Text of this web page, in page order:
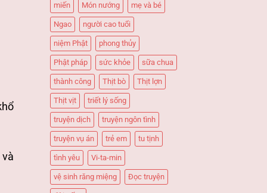
miến Món nướng mẹ và bé
Ngao người cao tuổi
niệm Phật phong thủy
Phật pháp sức khỏe sữa chua
thành công Thịt bò Thịt lợn
Thịt vịt triết lý sống
truyện dịch truyện ngôn tình
truyện vụ án trẻ em tu tịnh
tình yêu Vi-ta-min
vệ sinh răng miệng Đọc truyện